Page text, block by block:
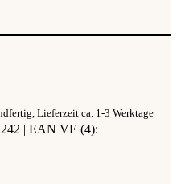
Lieferzeit ca. 1-3 Werktage
| EAN VE (4):